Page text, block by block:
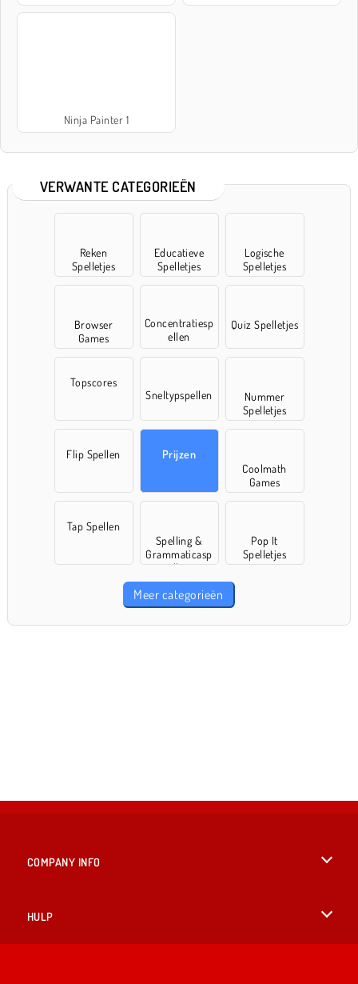
Ninja Painter 1
VERWANTE CATEGORIEËN
Reken
Spelletjes
Educatieve
Spelletjes
Logische
Spelletjes
Browser
Games
Concentratiesp
ellen
Quiz Spelletjes
Topscores
Sneltypspellen
Nummer
Spelletjes
Flip Spellen
Prijzen
Coolmath
Games
Tap Spellen
Spelling &
Grammaticasp
ellen
Pop It
Spelletjes
Meer categorieën
COMPANY INFO
HULP